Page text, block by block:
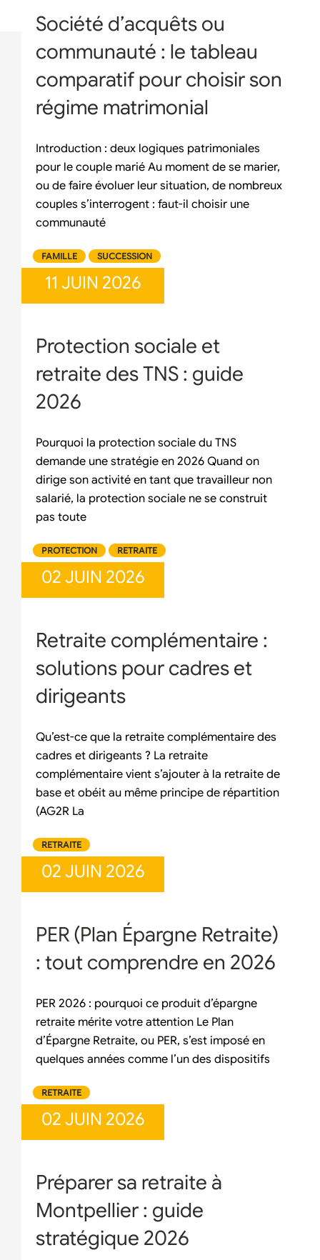
Société d’acquêts ou
communauté : le tableau
comparatif pour choisir son
régime matrimonial
Introduction : deux logiques patrimoniales
pour le couple marié Au moment de se marier,
ou de faire évoluer leur situation, de nombreux
couples s’interrogent : faut-il choisir une
communauté
FAMILLE SUCCESSION
11 JUIN 2026
Protection sociale et
retraite des TNS : guide
2026
Pourquoi la protection sociale du TNS
demande une stratégie en 2026 Quand on
dirige son activité en tant que travailleur non
salarié, la protection sociale ne se construit
pas toute
PROTECTION RETRAITE
02 JUIN 2026
Retraite complémentaire :
solutions pour cadres et
dirigeants
Qu’est-ce que la retraite complémentaire des
cadres et dirigeants ? La retraite
complémentaire vient s’ajouter à la retraite de
base et obéit au même principe de répartition
(AG2R La
RETRAITE
02 JUIN 2026
PER (Plan Épargne Retraite)
: tout comprendre en 2026
PER 2026 : pourquoi ce produit d’épargne
retraite mérite votre attention Le Plan
d’Épargne Retraite, ou PER, s’est imposé en
quelques années comme l’un des dispositifs
RETRAITE
02 JUIN 2026
Préparer sa retraite à
Montpellier : guide
stratégique 2026